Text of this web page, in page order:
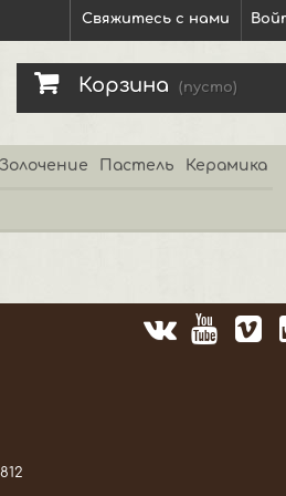
Свяжитесь с нами
Корзина (пусто)
Золочение Пастель Керамика